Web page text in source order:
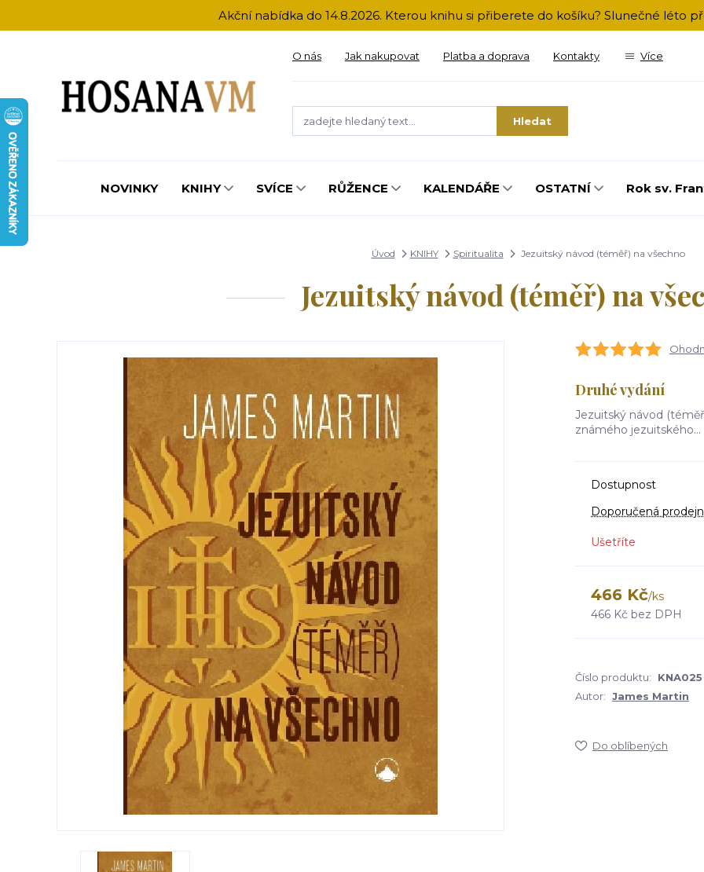
Akční nabídka do 14.8.2026. Kterou knihu si přiberete do košíku? Slunečné léto
O nás Jak nakupovat Platba a doprava Kontakty Více
Hledat
NOVINKY KNIHY SVÍCE RŮŽENCE KALENDÁŘE OSTATNÍ Rok sv.
Úvod KNIHY Spiritualita Jezuitský návod (téměř) na všechno
Jezuitský návod (téměř) na
Druhé vydání
Jezuitský návod
známého jezuitského...
Dostupnost
Doporučená
Ušetříte
466 Kč/ks
466 Kč bez DPH
Číslo produktu: KNA025
Autor: James Martin
Do oblíbených